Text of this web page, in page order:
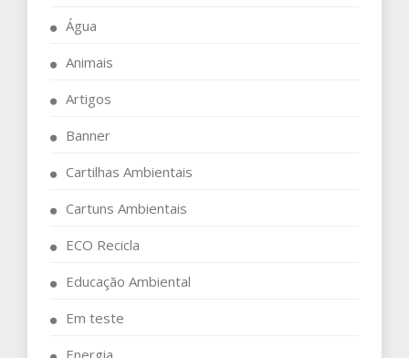
Água
Animais
Artigos
Banner
Cartilhas Ambientais
Cartuns Ambientais
ECO Recicla
Educação Ambiental
Em teste
Energia